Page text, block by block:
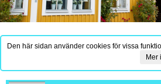
Den här sidan använder cookies för vissa
Mer